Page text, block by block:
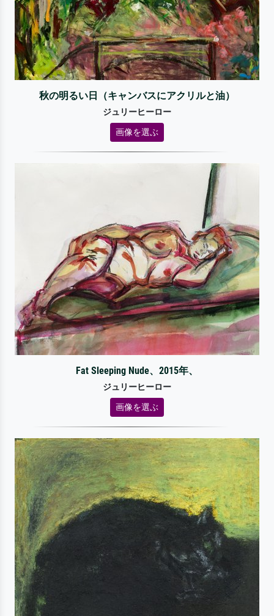
秋の明るい日（キャンバスにアクリルと油）
ジュリーヒーロー
画像を選ぶ
Fat Sleeping Nude、2015年、
ジュリーヒーロー
画像を選ぶ